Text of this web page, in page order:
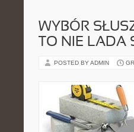
WYBÓR
TO NIE LADA
POSTED BY ADMIN